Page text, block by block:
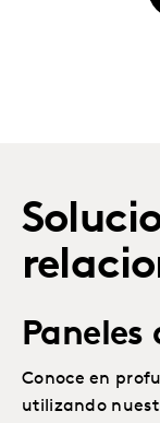
Paneles
Conoce en
utilizando